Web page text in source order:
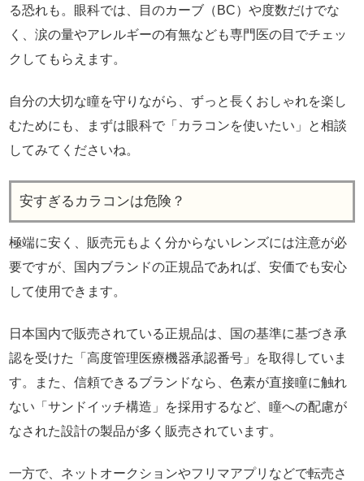
る恐れも。眼科では、目のカーブ（BC）や度数だけでな
く、涙の量やアレルギーの有無なども専門医の目でチェッ
クしてもらえます。
自分の大切な瞳を守りながら、ずっと長くおしゃれを楽し
むためにも、まずは眼科で「カラコンを使いたい」と相談
してみてくださいね。
安すぎるカラコンは危険？
極端に安く、販売元もよく分からないレンズには注意が必
要ですが、国内ブランドの正規品であれば、安価でも安心
して使用できます。
日本国内で販売されている正規品は、国の基準に基づき承
認を受けた「高度管理医療機器承認番号」を取得していま
す。また、信頼できるブランドなら、色素が直接瞳に触れ
ない「サンドイッチ構造」を採用するなど、瞳への配慮が
なされた設計の製品が多く販売されています。
一方で、ネットオークションやフリマアプリなどで転売さ